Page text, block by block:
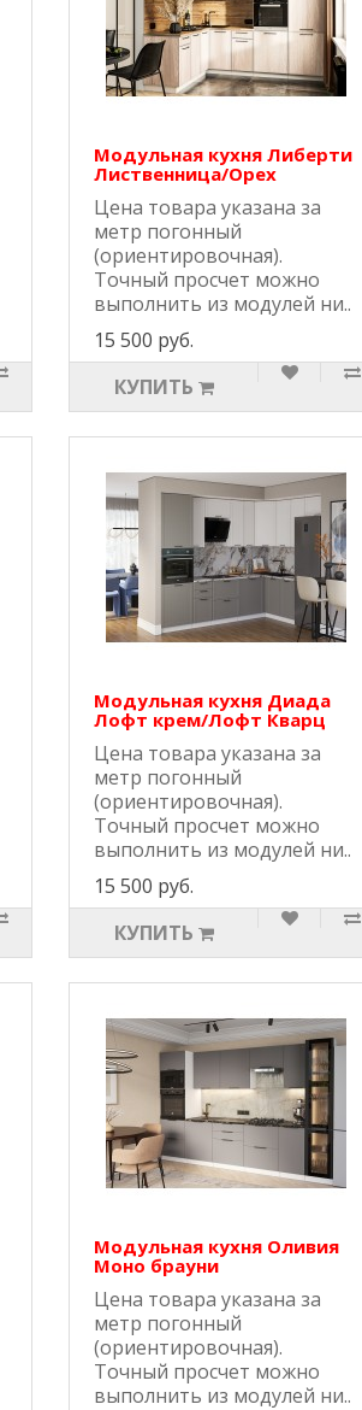
Модульная кухня Либерти
Лиственница/Орех
Цена товара указана за
метр погонный
(ориентировочная).
Точный просчет можно
выполнить из модулей ни..
15 500 руб.
КУПИТЬ
Модульная кухня Диада
Лофт крем/Лофт Кварц
Цена товара указана за
метр погонный
(ориентировочная).
Точный просчет можно
выполнить из модулей ни..
15 500 руб.
КУПИТЬ
Модульная кухня Оливия
Моно брауни
Цена товара указана за
метр погонный
(ориентировочная).
Точный просчет можно
выполнить из модулей ни..